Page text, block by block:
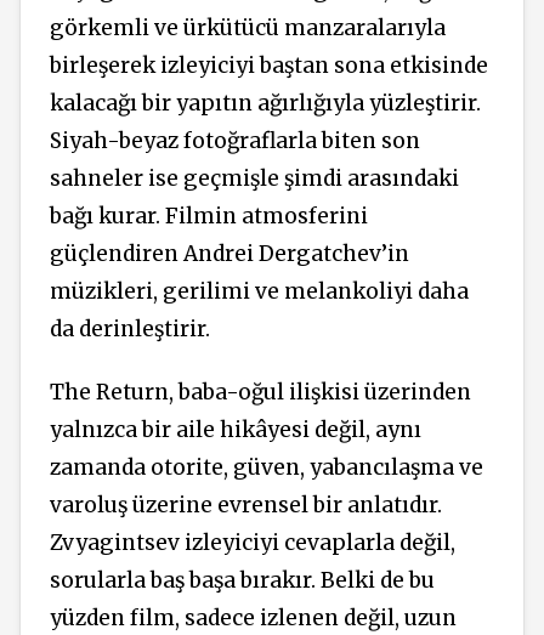
görkemli ve ürkütücü manzaralarıyla
birleşerek izleyiciyi baştan sona etkisinde
kalacağı bir yapıtın ağırlığıyla yüzleştirir.
Siyah-beyaz fotoğraflarla biten son
sahneler ise geçmişle şimdi arasındaki
bağı kurar. Filmin atmosferini
güçlendiren Andrei Dergatchev’in
müzikleri, gerilimi ve melankoliyi daha
da derinleştirir.
The Return, baba-oğul ilişkisi üzerinden
yalnızca bir aile hikâyesi değil, aynı
zamanda otorite, güven, yabancılaşma ve
varoluş üzerine evrensel bir anlatıdır.
Zvyagintsev izleyiciyi cevaplarla değil,
sorularla baş başa bırakır. Belki de bu
yüzden film, sadece izlenen değil, uzun